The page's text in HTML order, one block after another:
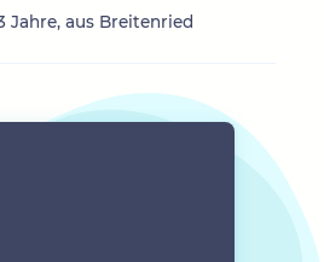
Jahre, aus Breitenried